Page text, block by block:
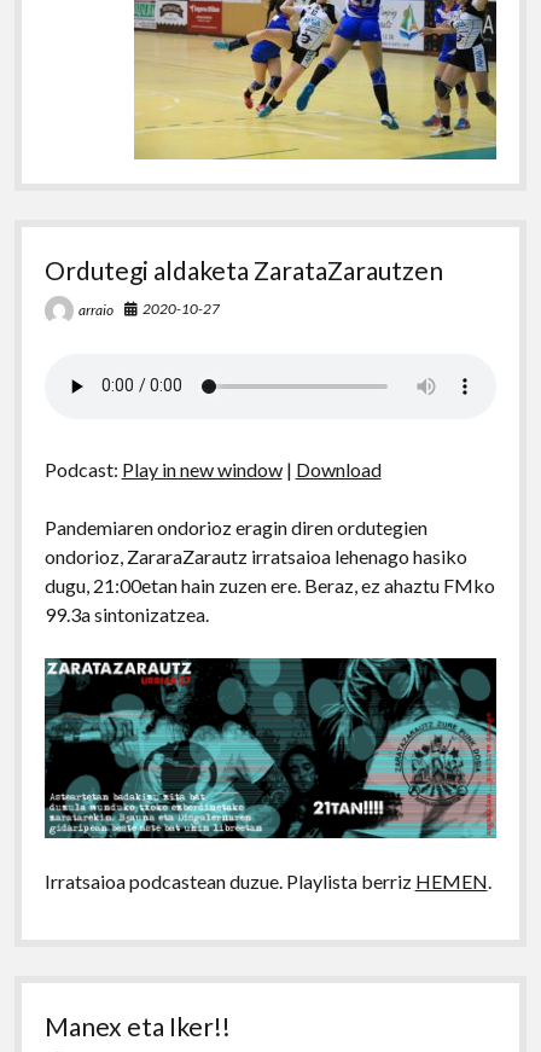
Ordutegi aldaketa ZarataZarautzen
arraio 2020-10-27
Podcast: Play in new window| Download
Pandemiaren ondorioz eragin diren ordutegien
ondorioz, ZararaZarautz irratsaioa lehenago hasiko
dugu, 21:00etan hain zuzen ere. Beraz, ez ahaztu FMko
99.3a sintonizatzea.
Irratsaioa podcastean duzue. Playlista berriz HEMEN.
Manex eta Iker!!